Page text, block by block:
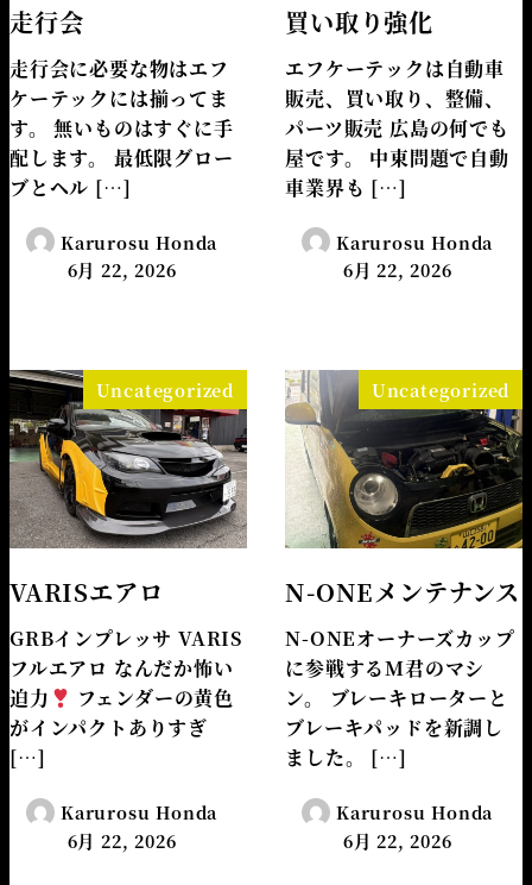
走行会
走行会に必要な物はエフ
ケーテックには揃ってま
す。 無いものはすぐに手
配します。 最低限グロー
ブとヘル […]
Karurosu Honda
6月 22, 2026
買い取り強化
エフケーテックは自動車
販売、買い取り、整備、
パーツ販売 広島の何でも
屋です。 中東問題で自動
車業界も […]
Karurosu Honda
6月 22, 2026
Uncategorized
VARISエアロ
GRBインプレッサ VARIS
フルエアロ なんだか怖い
迫力
フェンダーの黄色
がインパクトありすぎ
[…]
Karurosu Honda
6月 22, 2026
Uncategorized
N-ONEメンテナンス
N-ONEオーナーズカップ
に参戦するM君のマシ
ン。 ブレーキローターと
ブレーキパッドを新調し
ました。 […]
Karurosu Honda
6月 22, 2026